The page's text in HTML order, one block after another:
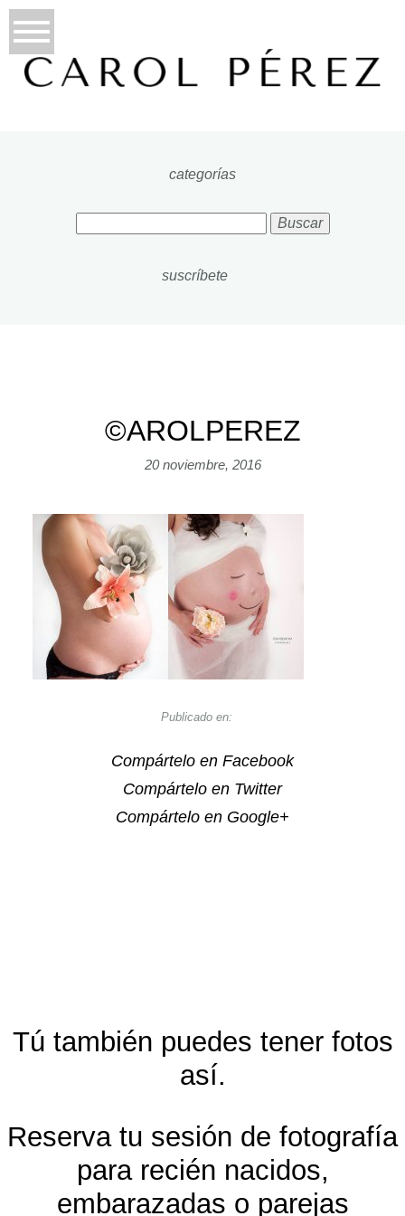
categorías
suscríbete
©AROLPEREZ
20 noviembre, 2016
Publicado en:
Compártelo en Facebook
Compártelo en Twitter
Compártelo en Google+
Tú también puedes tener fotos
así.
Reserva tu sesión de fotografía
para recién nacidos,
embarazadas o parejas